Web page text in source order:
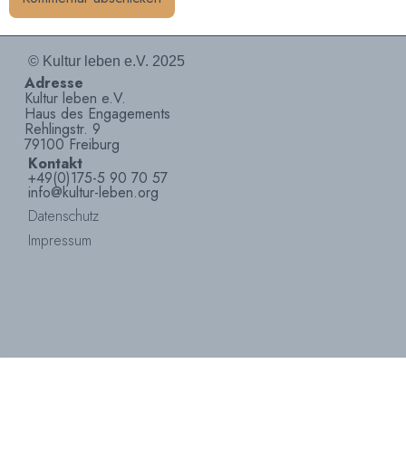
© Kultur leben e.V. 2025
Adresse
Kultur leben e.V.
Haus des Engagements
Rehlingstr. 9
79100 Freiburg
Kontakt
+49(0)175-5 90 70 57
info@kultur-leben.org
Datenschutz
Impressum